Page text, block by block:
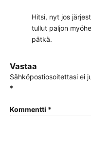
Hitsi, nyt jos
tullut paljon
pätkä.
Vastaa
Sähköpostiosoitettasi ei
*
Kommentti *